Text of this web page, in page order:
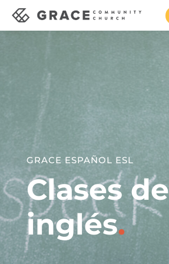
GRACE ESPAÑOL ESL
Clases de
inglés.